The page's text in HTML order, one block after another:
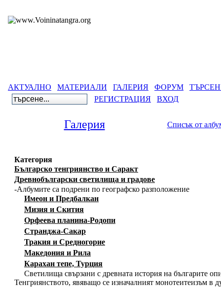
АКТУАЛНО МАТЕРИАЛИ ГАЛЕРИЯ ФОРУМ
РЕГИСТРАЦИЯ
ВХОД
Галерия Списък от
Категория
Българско тенгриянство и Саракт
Древнобългарски светилища и градове
-Албумите са подрени по географско разположение
Имеон и Предбалкан
Мизия и Скития
Орфеева планина-Родопи
Странджа-Сакар
Тракия и Средногорие
Македония и Рила
Карахан тепе, Турция
Светилища свързани с древната история на българите
Тенгриянството, явяващо се изначалният монотеитеизъм в